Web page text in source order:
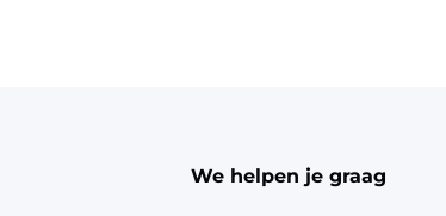
We helpen je graag